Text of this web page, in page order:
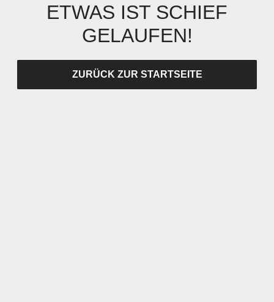
ETWAS IST SCHIEF
GELAUFEN!
ZURÜCK ZUR STARTSEITE